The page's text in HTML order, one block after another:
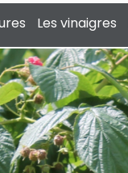
Les vinaigres